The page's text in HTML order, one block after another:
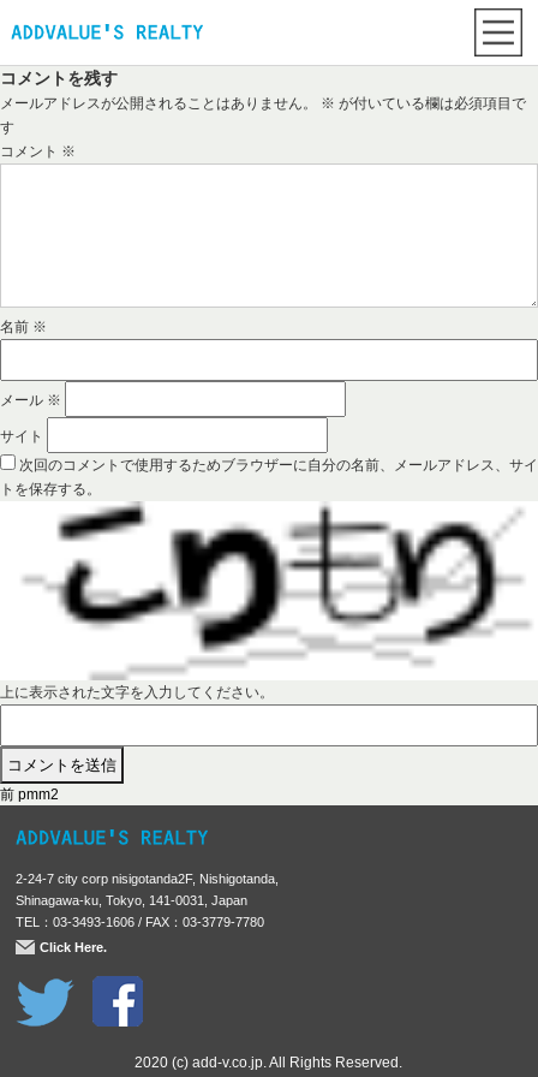
コメントを残す
メールアドレスが公開されることはありません。 ※ が付いている欄は必須項目で
す
コメント ※
名前 ※
メール ※
サイト
次回のコメントで使用するためブラウザーに自分の名前、メールアドレス、サイ
トを保存する。
上に表示された文字を入力してください。
投
稿
ビ
ゲ
ー
シ
ョ
前 前
投
:
pmm2
2-24-7 city corp nisigotanda2F, Nishigotanda,
Shinagawa-ku, Tokyo, 141-0031, Japan
TEL：03-3493-1606 / FAX：03-3779-7780
Click Here.
2020 (c) add-v.co.jp. All Rights Reserved.